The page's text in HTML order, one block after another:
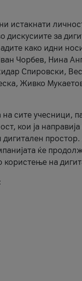
истакнати
дискусиите за
како идни
Чорбев, Нина
Спировски,
Живко
сите учесници,
кои ја
ќе
на